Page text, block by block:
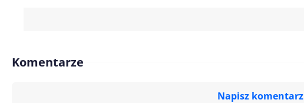
Komentarze
Napisz komentarz